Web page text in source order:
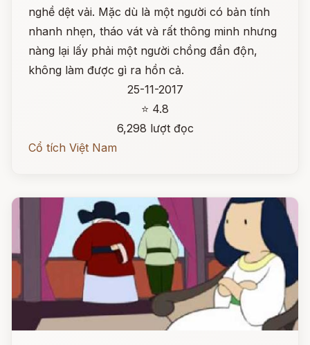
nghề dệt vải. Mặc dù là một người có bản tính
nhanh nhẹn, tháo vát và rất thông minh nhưng
nàng lại lấy phải một người chồng đần độn,
không làm được gì ra hồn cả.
25-11-2017
⭐ 4.8
6,298 lượt đọc
Cổ tích Việt Nam